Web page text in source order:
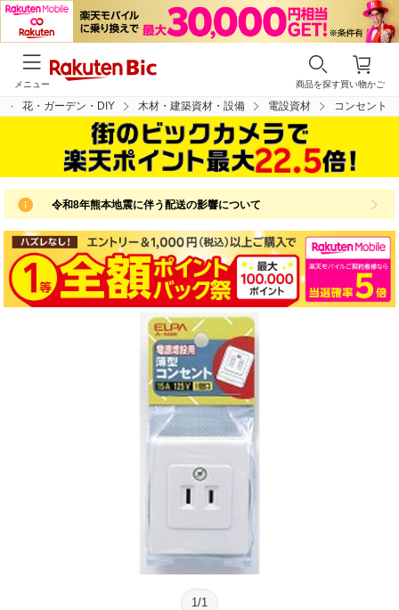
買い物かご
商品を探す
メニュー
花・ガーデン・DIY 木材・建築資材・設備 電設資材 コンセント
令和8年熊本地震に伴う配送の影響について
1 /1